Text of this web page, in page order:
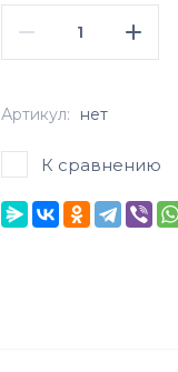
Артикул: нет
К сравнению